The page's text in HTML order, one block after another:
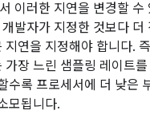
이러한 지연을 변경할 수
발자가 지정한 것보다 더
지연을 지정해야 합니다.
가장 느린 샘플링 레이트를
수록 프로세서에 더 낮은
모됩니다.